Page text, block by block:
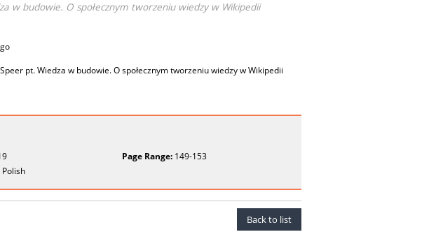
w budowie. O społecznym tworzeniu wiedzy w Wikipedii
pt. Wiedza w budowie. O społecznym tworzeniu wiedzy w Wikipedii
Page Range:149-153
Polish
Back to list